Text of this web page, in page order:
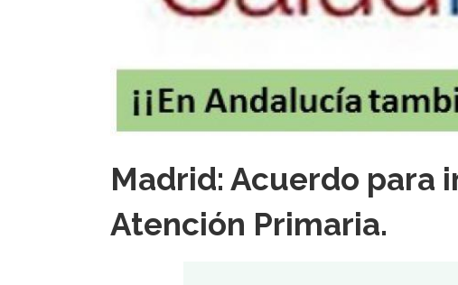
Madrid: Acuerdo para
Atención Primaria.